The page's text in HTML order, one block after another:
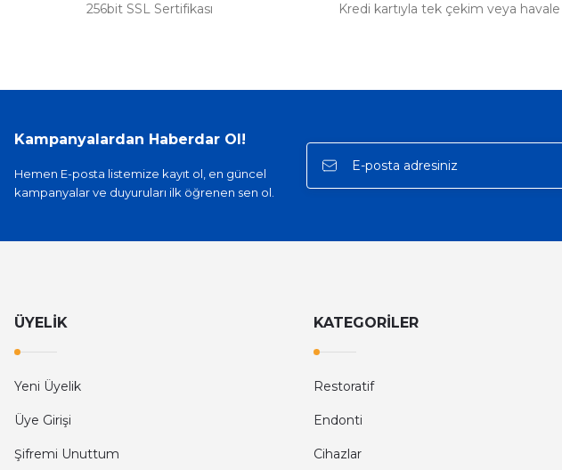
256bit SSL Sertifikası Kredi kartıyla tek çekim veya havale
Kampanyalardan Haberdar Ol!
Hemen E-posta listemize kayıt ol, en güncel
kampanyalar ve duyuruları ilk öğrenen sen ol.
ÜYELİK
Yeni Üyelik
Üye Girişi
Şifremi Unuttum
KATEGORİLER
Restoratif
Endonti
Cihazlar